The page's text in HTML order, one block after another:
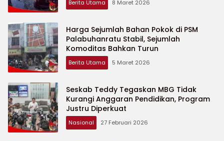
Berita Utama 8 Maret 2026
Harga Sejumlah Bahan Pokok di PSM
Palabuhanratu Stabil, Sejumlah
Komoditas Bahkan Turun
Berita Utama 5 Maret 2026
Seskab Teddy Tegaskan MBG Tidak
Kurangi Anggaran Pendidikan, Program
Justru Diperkuat
Nasional 27 Februari 2026